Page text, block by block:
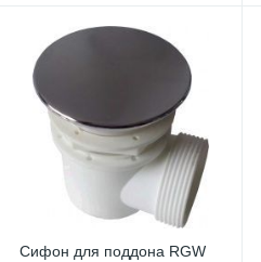
Сифон для поддона RGW